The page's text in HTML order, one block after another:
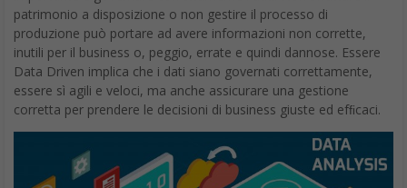
patrimonio a disposizione o non gestire il processo di
produzione può portare ad avere informazioni non corrette,
inutili per il business o, peggio, errate e quindi dannose. Essere
Data Driven implica che i dati siano governati correttamente,
essere sì agili e veloci, ma anche assicurare una gestione
corretta per prendere le decisioni di business giuste ed efﬁcaci.